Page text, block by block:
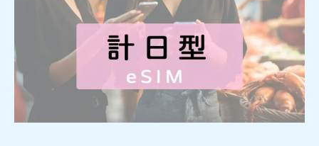
NT$4,246